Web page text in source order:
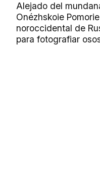
Alejado del
Onézhskoie
noroccidental de
para fotografiar